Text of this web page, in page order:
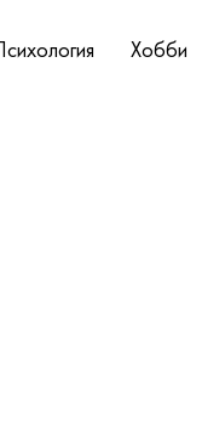
Хобби